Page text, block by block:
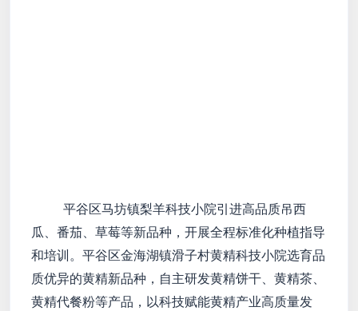
平谷区马坊镇梨羊科技小院引进高品质吊西
瓜、番茄、草莓等新品种，开展全程标准化种植指导
和培训。平谷区金海湖镇滑子村黄精科技小院选育品
质优异的黄精新品种，自主研发黄精饼干、黄精茶、
黄精代餐粉等产品，以科技赋能黄精产业高质量发